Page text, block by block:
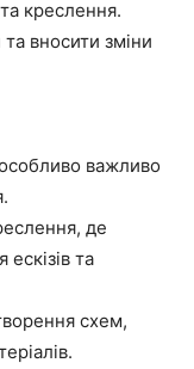
креслення.
вносити зміни
важливо
де
та
схем,